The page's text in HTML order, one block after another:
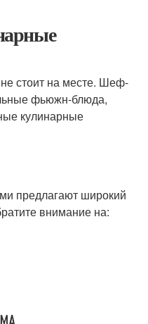
стоит на месте. Шеф-
фьюжн-блюда,
кулинарные
предлагают широкий
внимание на: